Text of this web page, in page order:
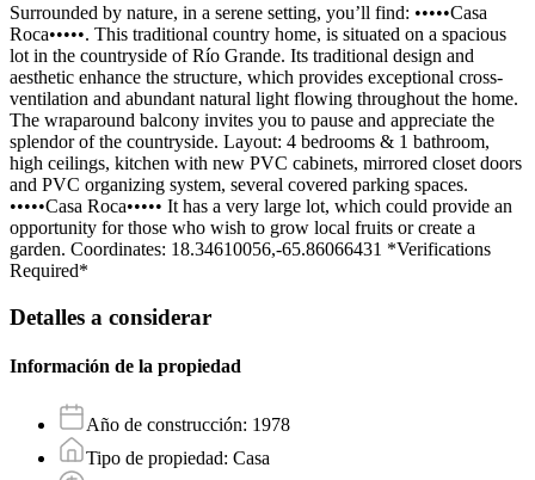
Surrounded by nature, in a serene setting, you’ll find: •••••Casa
Roca•••••. This traditional country home, is situated on a spacious
lot in the countryside of Río Grande. Its traditional design and
aesthetic enhance the structure, which provides exceptional cross-
ventilation and abundant natural light flowing throughout the home.
The wraparound balcony invites you to pause and appreciate the
splendor of the countryside. Layout: 4 bedrooms & 1 bathroom,
high ceilings, kitchen with new PVC cabinets, mirrored closet doors
and PVC organizing system, several covered parking spaces.
•••••Casa Roca••••• It has a very large lot, which could provide an
opportunity for those who wish to grow local fruits or create a
garden. Coordinates: 18.34610056,-65.86066431 *Verifications
Required*
Detalles a considerar
Información de la propiedad
Año de construcción: 1978
Tipo de propiedad: Casa